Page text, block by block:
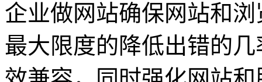
企业做网站确保网站和
最大限度的降低出错的